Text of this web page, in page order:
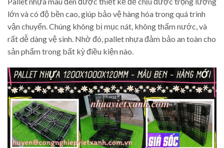
lớn và có độ bền cao, giúp bảo vệ hàng hóa trong quá trình
vận chuyển. Chúng không bị mục nát, không thấm nước, và
rất dễ dàng vệ sinh. Nhờ đó, pallet nhựa đảm bảo an toàn cho
sản phẩm trong bất kỳ điều kiện nào.